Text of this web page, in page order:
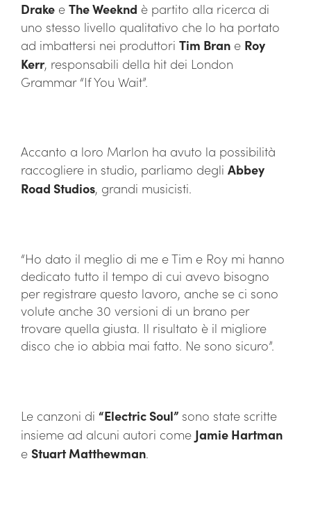
Drake e The Weeknd è partito alla ricerca di
uno stesso livello qualitativo che lo ha portato
ad imbattersi nei produttori Tim Bran e Roy
Kerr, responsabili della hit dei London
Grammar “If You Wait”.
Accanto a loro Marlon ha avuto la possibilità
raccogliere in studio, parliamo degli Abbey
Road Studios, grandi musicisti.
“Ho dato il meglio di me e Tim e Roy mi hanno
dedicato tutto il tempo di cui avevo bisogno
per registrare questo lavoro, anche se ci sono
volute anche 30 versioni di un brano per
trovare quella giusta. Il risultato è il migliore
disco che io abbia mai fatto. Ne sono sicuro”.
Le canzoni di “Electric Soul” sono state scritte
insieme ad alcuni autori come Jamie Hartman
e Stuart Matthewman.